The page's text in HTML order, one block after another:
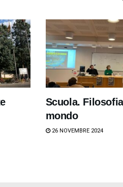
Scuola.
mondo
26 NOVEMBRE 2024